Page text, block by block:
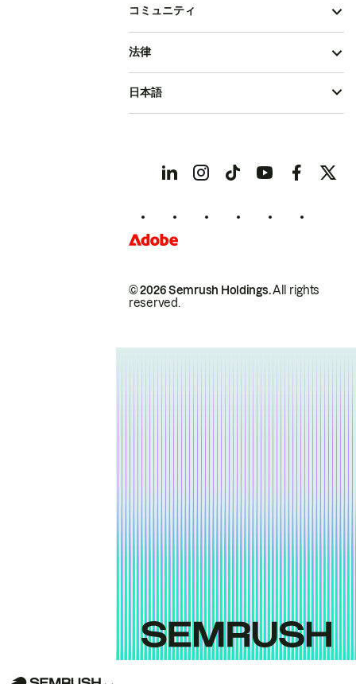
コミュニティ
© 2026 Semrush Holdings.All rights
reserved.
法律
日本語